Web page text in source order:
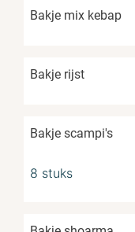
Bakje mix kebap
Bakje rijst
Bakje scampi's
8 stuks